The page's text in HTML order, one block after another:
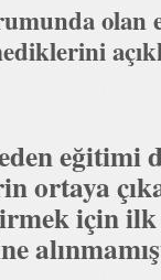
olan
eğitimi
ortaya
için